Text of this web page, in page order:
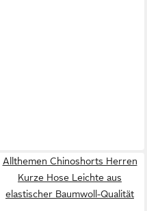
Allthemen Chinoshorts Herren
Kurze Hose Leichte aus
elastischer Baumwoll-Qualität